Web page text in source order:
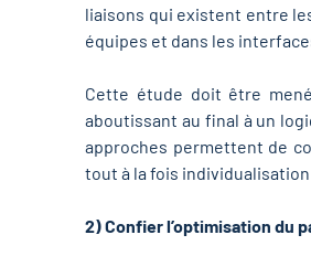
liaisons qui existent entre
équipes et dans les
Cette étude doit être
aboutissant au final à un
approches permettent de
tout à la fois
2) Confier l’optimisation du